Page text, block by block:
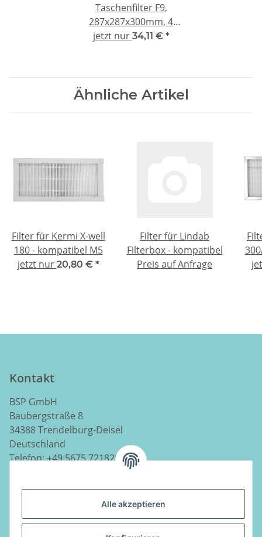
Alle akzeptieren
Taschenfilter F9,
287x287x300mm, 4
Taschen,
jetzt nur 34,11 € *
Ähnliche Artikel
Filter für Kermi X-well
180 - kompatibel M5
jetzt nur 20,80 € *
Filter für Lindab
Filterbox - kompatibel
Preis auf Anfrage
Kontakt
BSP GmbH
Baubergstraße 8
34388 Trendelburg-Deisel
Deutschland
Telefon:+49 5675 7218290
Informationen